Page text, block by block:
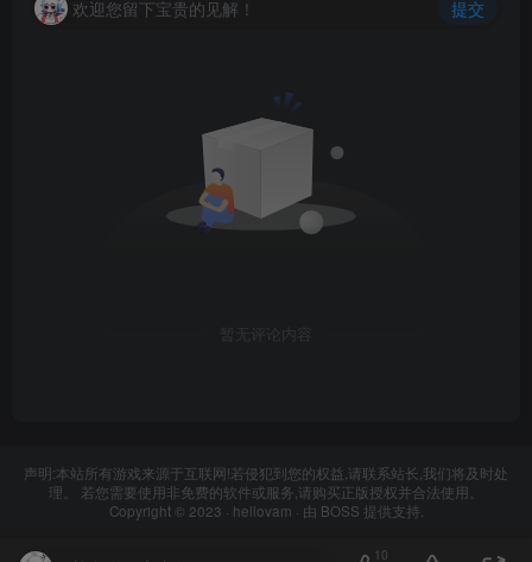
欢迎您留下宝贵的见解！ 提交
暂无评论内容
声明:本站所有游戏来源于互联网!若侵犯到您的权益,请联系站长,我们将及时处
理。 若您需要使用非免费的软件或服务,请购买正版授权并合法使用。
Copyright © 2023 · hellovam · 由 BOSS 提供支持.
10